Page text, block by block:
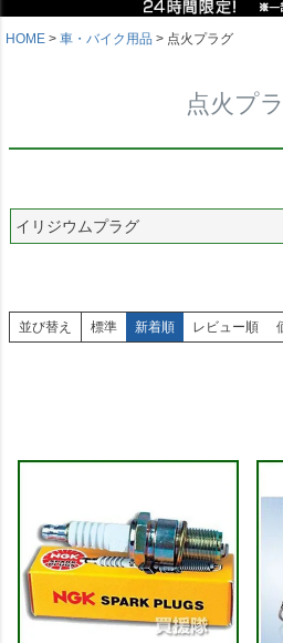
HOME 車・バイク用品 点火プラグ
点火プ
イリジウムプラグ
並び替え 標準 新着順 レビュー順